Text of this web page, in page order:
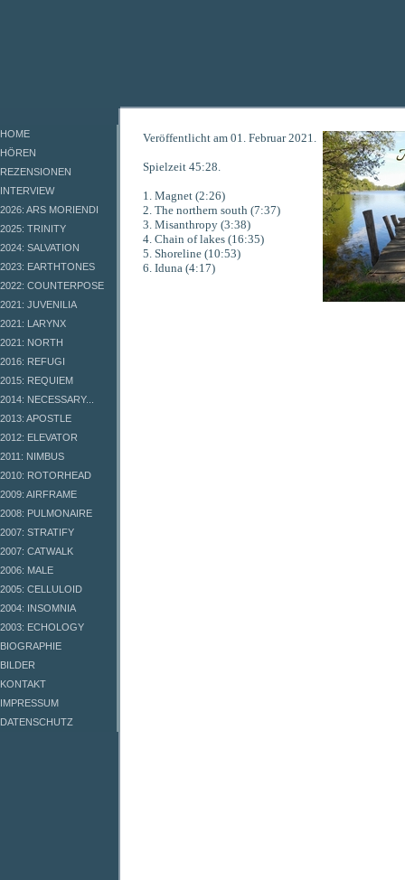
HOME
HÖREN
REZENSIONEN
INTERVIEW
2026: ARS MORIENDI
2025: TRINITY
2024: SALVATION
2023: EARTHTONES
2022: COUNTERPOSE
2021: JUVENILIA
2021: LARYNX
2021: NORTH
2016: REFUGI
2015: REQUIEM
2014: NECESSARY...
2013: APOSTLE
2012: ELEVATOR
2011: NIMBUS
2010: ROTORHEAD
2009: AIRFRAME
2008: PULMONAIRE
2007: STRATIFY
2007: CATWALK
2006: MALE
2005: CELLULOID
2004: INSOMNIA
2003: ECHOLOGY
BIOGRAPHIE
BILDER
KONTAKT
IMPRESSUM
DATENSCHUTZ
Veröffentlicht am 01. Februar 2021.
Spielzeit 45:28.
1. Magnet (2:26)
2. The northern south (7:37)
3. Misanthropy (3:38)
4. Chain of lakes (16:35)
5. Shoreline (10:53)
6. Iduna (4:17)